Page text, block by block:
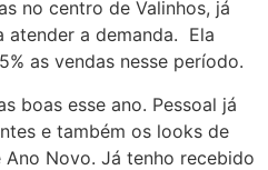
no centro de Valinhos, já
atender a demanda. Ela
as vendas nesse período.
boas esse ano. Pessoal já
e também os looks de
Novo. Já tenho recebido